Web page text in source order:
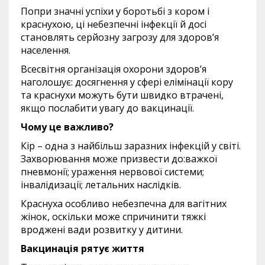
Попри значні успіхи у боротьбі з кором і
краснухою, ці небезпечні інфекції й досі
становлять серйозну загрозу для здоров’я
населення.
Всесвітня організація охорони здоров’я
наголошує: досягнення у сфері елімінації кору
та краснухи можуть бути швидко втрачені,
якщо послабити увагу до вакцинації.
Чому це важливо?
Кір – одна з найбільш заразних інфекцій у світі.
Захворювання може призвести до:важкої
пневмонії; ураження нервової системи;
інвалідизації; летальних наслідків.
Краснуха особливо небезпечна для вагітних
жінок, оскільки може спричинити тяжкі
вроджені вади розвитку у дитини.
Вакцинація рятує життя